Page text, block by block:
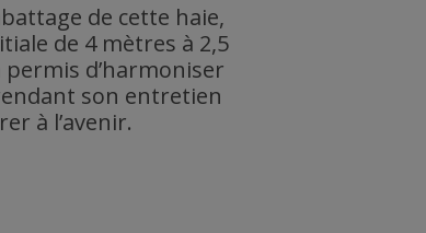
de cette haie,
de 4 mètres à 2,5
d’harmoniser
son entretien
à l’avenir.